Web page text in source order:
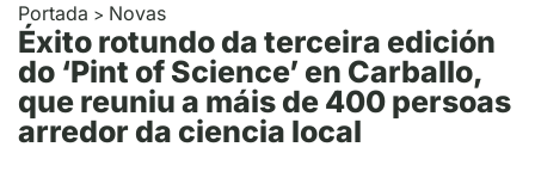
Portada > Novas
Éxito rotundo da terceira edición
do ‘Pint of Science’ en Carballo,
que reuniu a máis de 400 persoas
arredor da ciencia local